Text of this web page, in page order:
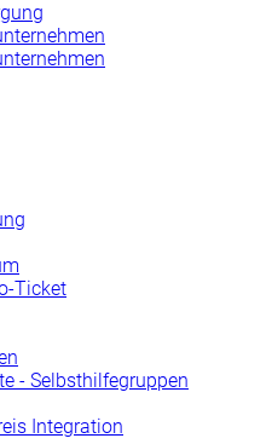
Ticket
- Selbsthilfegruppen
Integration